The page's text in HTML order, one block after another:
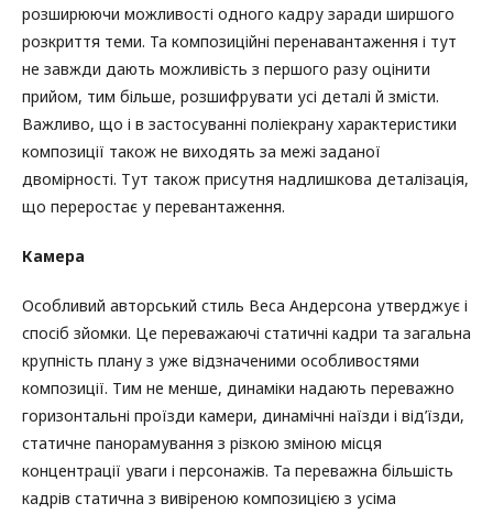
розширюючи можливості одного кадру заради ширшого
розкриття теми. Та композиційні перенавантаження і тут
не завжди дають можливість з першого разу оцінити
прийом, тим більше, розшифрувати усі деталі й змісти.
Важливо, що і в застосуванні поліекрану характеристики
композиції також не виходять за межі заданої
двомірності. Тут також присутня надлишкова деталізація,
що переростає у перевантаження.
Камера
Особливий авторський стиль Веса Андерсона утверджує і
спосіб зйомки. Це переважаючі статичні кадри та загальна
крупність плану з уже відзначеними особливостями
композиції. Тим не менше, динаміки надають переважно
горизонтальні проїзди камери, динамічні наїзди і від’їзди,
статичне панорамування з різкою зміною місця
концентрації уваги і персонажів. Та переважна більшість
кадрів статична з вивіреною композицією з усіма